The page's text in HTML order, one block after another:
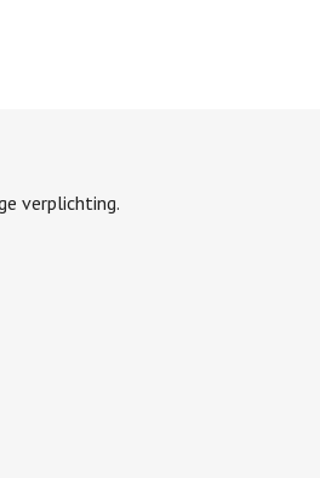
verplichting.